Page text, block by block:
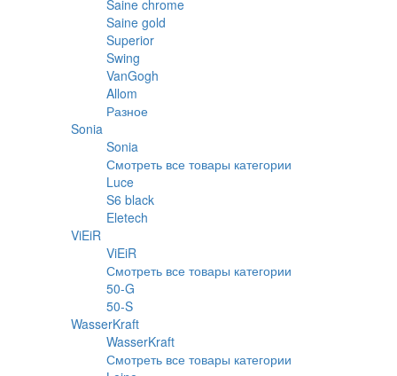
Saine chrome
Saine gold
Superior
Swing
VanGogh
Allom
Разное
Sonia
Sonia
Смотреть все товары категории
Luce
S6 black
Eletech
ViEiR
ViEiR
Смотреть все товары категории
50-G
50-S
WasserKraft
WasserKraft
Смотреть все товары категории